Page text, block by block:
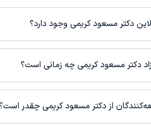
دکتر مسعود کریمی در مراکز درمانی در
دکتر مسعود کریمی وجود دارد؟
مشاوره پزشکی تلفنی فعال دارند.
دکتر مسعود کریمی چه زمانی است؟
می‌پذیرند.
از دکتر مسعود کریمی چقدر